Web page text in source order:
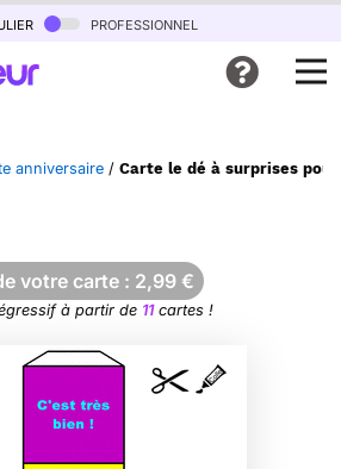
professionnel
anniversaire / Carte le dé à surprises
votre carte : 2,99 €
à partir de 11cartes !